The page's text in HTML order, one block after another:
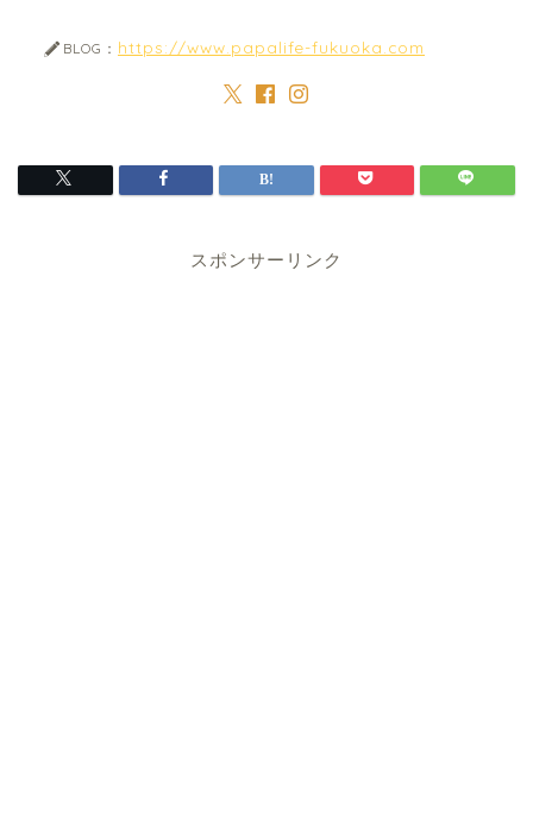
BLOG： https://www.papalife-fukuoka.com
スポンサーリンク